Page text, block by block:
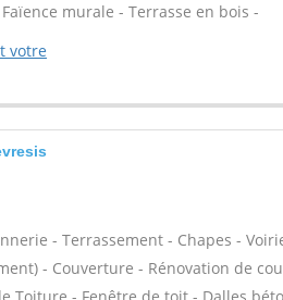
murale - Terrasse en bois -
votre
- Terrassement - Chapes -
- Couverture - Rénovation de